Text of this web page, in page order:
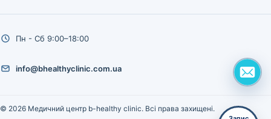
Пн - Сб 9:00–18:00
info@bhealthyclinic.com.ua
© 2026 Медичний центр b-healthy clinic. Всі права захищені.